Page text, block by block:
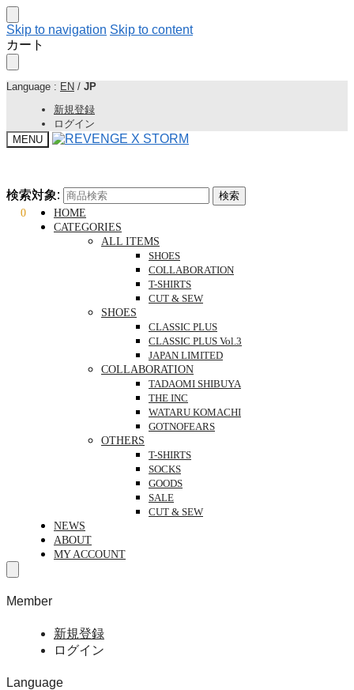
Skip to navigation Skip to content
カート
Language : EN / JP
新規登録
ログイン
MENU
検索対象:
検索
0
検索対象:
検索
HOME
CATEGORIES
ALL ITEMS
SHOES
COLLABORATION
T-SHIRTS
CUT & SEW
SHOES
CLASSIC PLUS
CLASSIC PLUS Vol.3
JAPAN LIMITED
COLLABORATION
TADAOMI SHIBUYA
THE INC
WATARU KOMACHI
GOTNOFEARS
OTHERS
T-SHIRTS
SOCKS
GOODS
SALE
CUT & SEW
NEWS
ABOUT
MY ACCOUNT
Member
新規登録
ログイン
Language